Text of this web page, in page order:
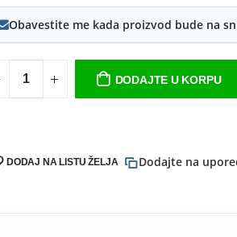
Obavestite me kada proizvod bude na
DODAJTE U KORPU
DODAJ NA LISTU ŽELJA Dodajte na